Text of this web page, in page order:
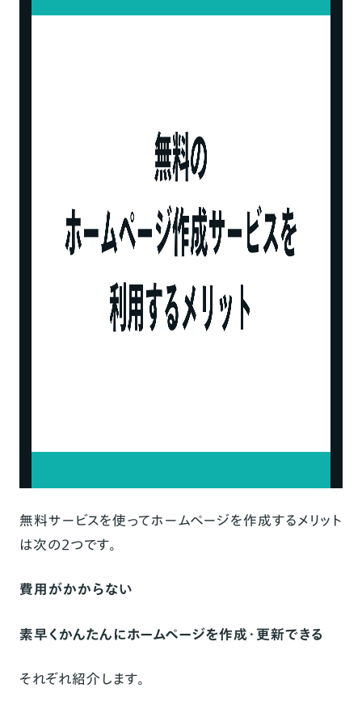
無料サービスを使ってホームページを作成するメリット
は次の2つです。
費用がかからない
素早くかんたんにホームページを作成・更新できる
それぞれ紹介します。